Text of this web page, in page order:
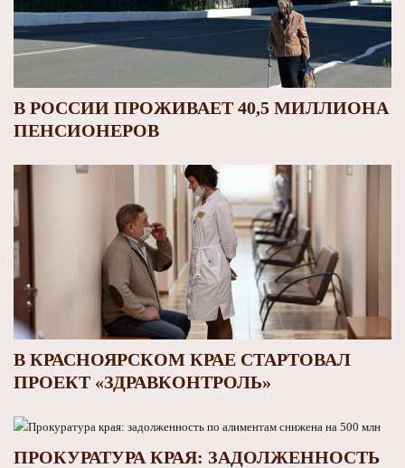
В РОССИИ ПРОЖИВАЕТ 40,5 МИЛЛИОНА
ПЕНСИОНЕРОВ
В КРАСНОЯРСКОМ КРАЕ СТАРТОВАЛ
ПРОЕКТ «ЗДРАВКОНТРОЛЬ»
ПРОКУРАТУРА КРАЯ: ЗАДОЛЖЕННОСТЬ